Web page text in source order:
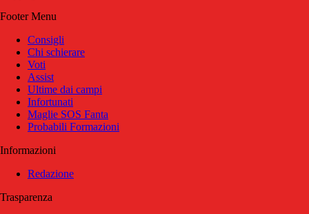
Footer Menu
Consigli
Chi schierare
Voti
Assist
Ultime dai campi
Infortunati
Maglie SOS Fanta
Probabili Formazioni
Informazioni
Redazione
Trasparenza